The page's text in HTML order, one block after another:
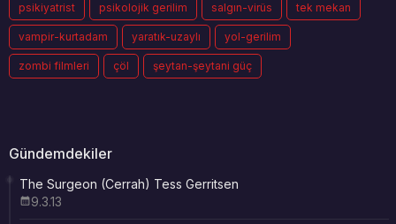
psikiyatrist psikolojik gerilim salgın-virüs tek mekan
vampir-kurtadam yaratık-uzaylı yol-gerilim
zombi filmleri çöl şeytan-şeytani güç
Gündemdekiler
The Surgeon (Cerrah) Tess Gerritsen
9.3.13